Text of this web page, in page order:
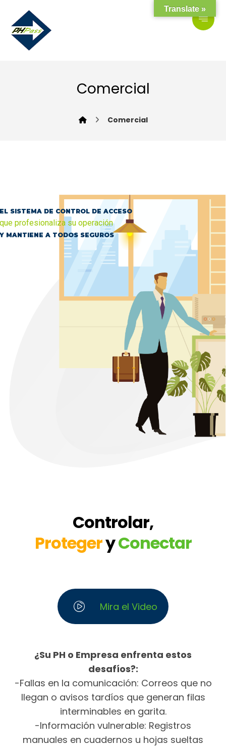
Comercial
Comercial
EL SISTEMA DE CONTROL DE ACCESO
que profesionaliza su operación
Y MANTIENE A TODOS SEGUROS
Controlar,
ProtegeryConectar
Mira el Video
¿Su PH o Empresa enfrenta estos
desafíos?:
-Fallas en la comunicación: Correos que no
llegan o avisos tardíos que generan filas
interminables en garita.
-Información vulnerable: Registros
manuales en cuadernos u hojas sueltas
Translate »